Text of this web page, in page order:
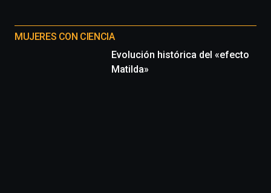
MUJERES CON CIENCIA
Evolución histórica del «efecto
Matilda»